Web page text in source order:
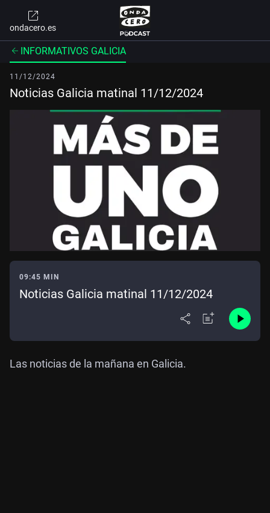
ondacero.es
INFORMATIVOS GALICIA
11/12/2024
Noticias Galicia matinal 11/12/2024
09:45 MIN
Noticias Galicia matinal 11/12/2024
Las noticias de la mañana en Galicia.